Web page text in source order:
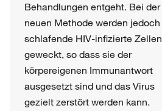
Behandlungen entgeht. Bei der
neuen Methode werden jedoch
schlafende HIV-infizierte Zellen
geweckt, so dass sie der
körpereigenen Immunantwort
ausgesetzt sind und das Virus
gezielt zerstört werden kann.